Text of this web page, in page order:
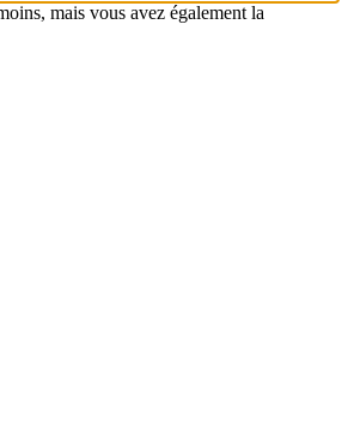
mais vous avez également la